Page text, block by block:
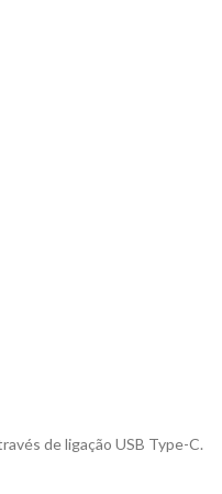
de ligação USB Type-C.